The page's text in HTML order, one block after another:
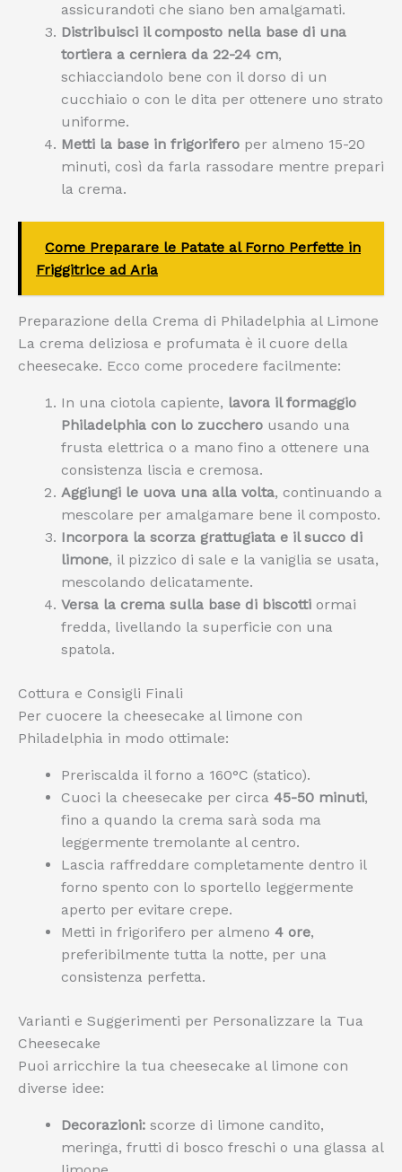
assicurandoti che siano ben amalgamati.
Distribuisci il composto nella base di una
tortiera a cerniera da 22-24 cm,
schiacciandolo bene con il dorso di un
cucchiaio o con le dita per ottenere uno strato
uniforme.
Metti la base in frigorifero per almeno 15-20
minuti, così da farla rassodare mentre prepari
la crema.
Come Preparare le Patate al Forno Perfette in
Friggitrice ad Aria
Preparazione della Crema di Philadelphia al Limone
La crema deliziosa e profumata è il cuore della
cheesecake. Ecco come procedere facilmente:
In una ciotola capiente, lavora il formaggio
Philadelphia con lo zucchero usando una
frusta elettrica o a mano fino a ottenere una
consistenza liscia e cremosa.
Aggiungi le uova una alla volta, continuando a
mescolare per amalgamare bene il composto.
Incorpora la scorza grattugiata e il succo di
limone, il pizzico di sale e la vaniglia se usata,
mescolando delicatamente.
Versa la crema sulla base di biscotti ormai
fredda, livellando la superficie con una
spatola.
Cottura e Consigli Finali
Per cuocere la cheesecake al limone con
Philadelphia in modo ottimale:
Preriscalda il forno a 160°C (statico).
Cuoci la cheesecake per circa 45-50 minuti,
fino a quando la crema sarà soda ma
leggermente tremolante al centro.
Lascia raffreddare completamente dentro il
forno spento con lo sportello leggermente
aperto per evitare crepe.
Metti in frigorifero per almeno 4 ore,
preferibilmente tutta la notte, per una
consistenza perfetta.
Varianti e Suggerimenti per Personalizzare la Tua
Cheesecake
Puoi arricchire la tua cheesecake al limone con
diverse idee:
Decorazioni: scorze di limone candito,
meringa, frutti di bosco freschi o una glassa al